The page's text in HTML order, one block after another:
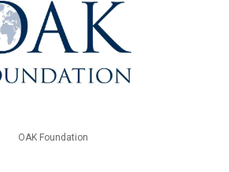
OAK Foundation